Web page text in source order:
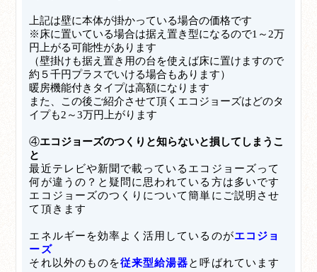
上記は壁に本体が掛かっている場合の価格です
※床に置いている場合は据え置き型になるので1～2万
円上がる可能性があります
（壁掛けも据え置き用の台を使えば床に置けますので
約５千円プラスでいける場合もあります）
暖房機能付きタイプは高額になります
また、この後ご紹介させて頂くエコジョーズはどのタ
イプも2～3万円上がります
④エコジョーズのつくりと知らないと損してしまうこ
と
最近テレビや新聞で載っているエコジョーズって
何が違うの？と疑問に思われている方は多いです
エコジョーズのつくりについて簡単にご説明させ
て頂きます
エネルギーを効率よく活用しているのがエコジョ
ーズ
それ以外のものを従来型給湯器と呼ばれています